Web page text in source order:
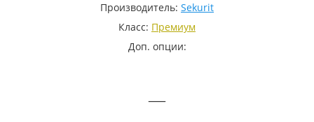
Производитель: Sekurit
Класс: Премиум
Доп. опции:
—